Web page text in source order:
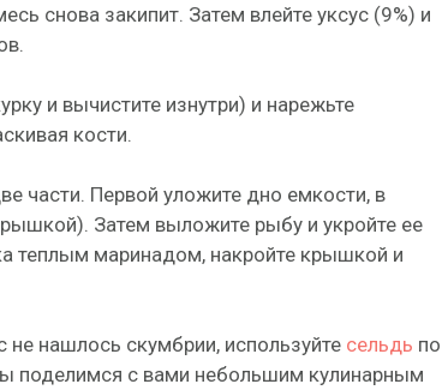
снова закипит. Затем влейте уксус (9%) и
и вычистите изнутри) и нарежьте
кости.
части. Первой уложите дно емкости, в
Затем выложите рыбу и укройте ее
теплым маринадом, накройте крышкой и
не нашлось скумбрии, используйте сельдь по
поделимся с вами небольшим кулинарным